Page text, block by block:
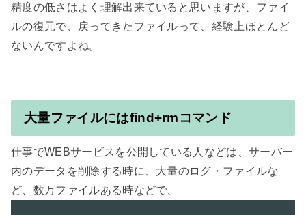
精度の低さはよく理解出来ていると思いますが、ファイ
ルの復元で、戻ってきたファイルって、経験上ほとんど
ないんですよね。
大量ファイルにはfind+rmコマンド
仕事でWEBサービスを公開している人などは、サーバー
内のデータを削除する時に、大量のログ・ファイルな